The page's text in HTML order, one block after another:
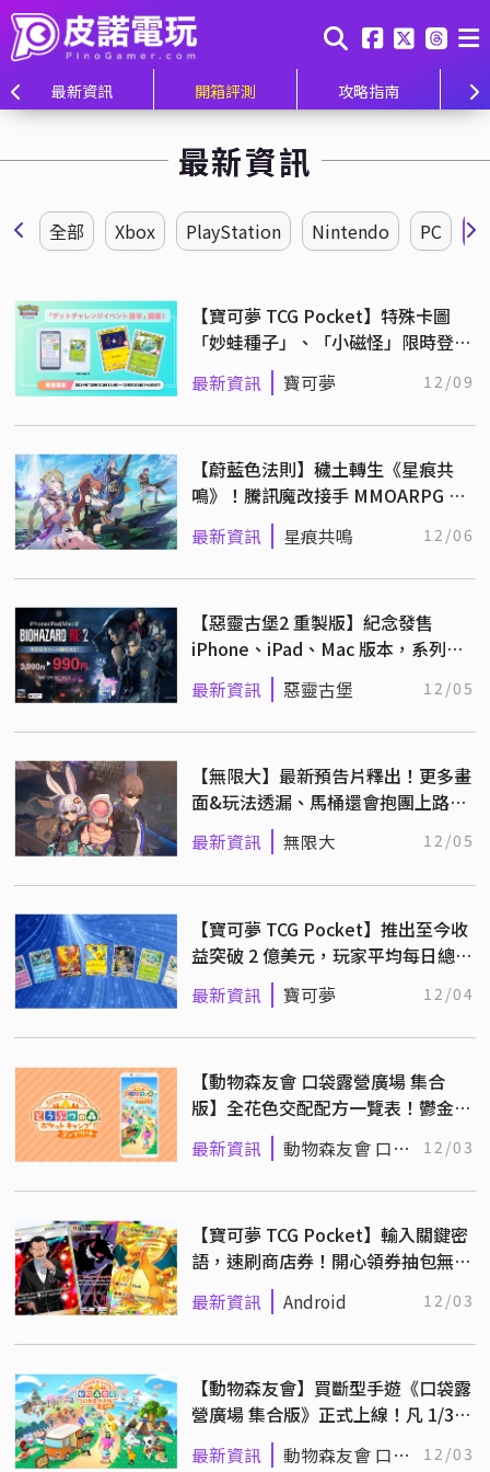
最新資訊 開箱評測 攻略指南
最新資訊
全部 Xbox PlayStation Nintendo PC
【寶可夢 TCG Pocket】特殊卡圖
「妙蛙種子」、「小磁怪」限時登陸
得卡挑戰！
最新資訊 寶可夢 12/09
【蔚藍色法則】穢土轉生《星痕共
鳴》！騰訊魔改接手 MMOARPG 手
遊首曝預告
最新資訊 星痕共鳴 12/06
【惡靈古堡2 重製版】紀念發售
iPhone、iPad、Mac 版本，系列作
品全面限時特價！
最新資訊 惡靈古堡 12/05
【無限大】最新預告片釋出！更多畫
面&玩法透漏、馬桶還會抱團上路趴
趴造！？
最新資訊 無限大 12/05
【寶可夢 TCG Pocket】推出至今收
益突破 2 億美元，玩家平均每日總銷
量 650 萬美元！
最新資訊 寶可夢 12/04
【動物森友會 口袋露營廣場 集合
版】全花色交配配方一覽表！鬱金
香、三色堇
最新資訊
動物森友會 口袋
12/03
【寶可夢 TCG Pocket】輸入關鍵密
語，速刷商店券！開心領券抽包無負
擔！
最新資訊 Android 12/03
【動物森友會】買斷型手遊《口袋露
營廣場 集合版》正式上線！凡 1/31
前購買價格直接砍半！
最新資訊
動物森友會 口袋
12/03